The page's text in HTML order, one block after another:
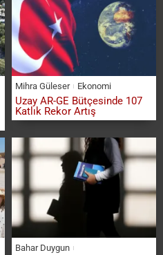
Mihra Güleser Ekonomi
Uzay AR-GE Bütçesinde 107
Katlık Rekor Artış
Bahar Duygun